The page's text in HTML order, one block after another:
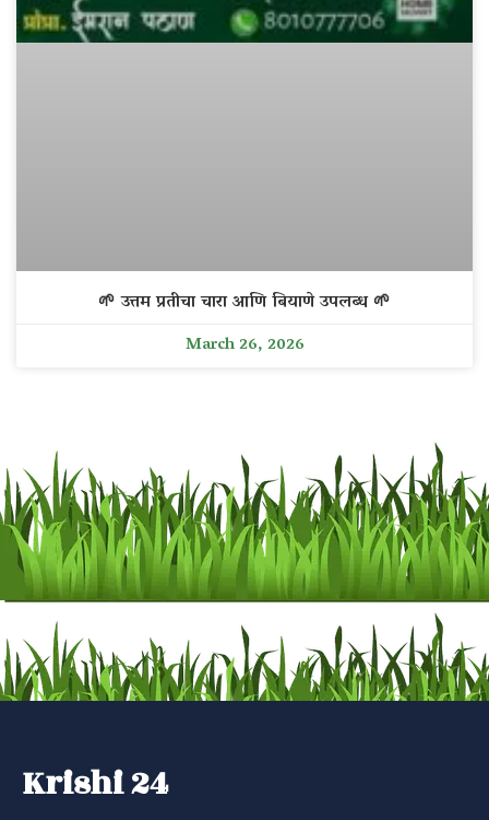
🌱 उत्तम प्रतीचा चारा आणि बियाणे उपलब्ध 🌱
March 26, 2026
Krishi 24